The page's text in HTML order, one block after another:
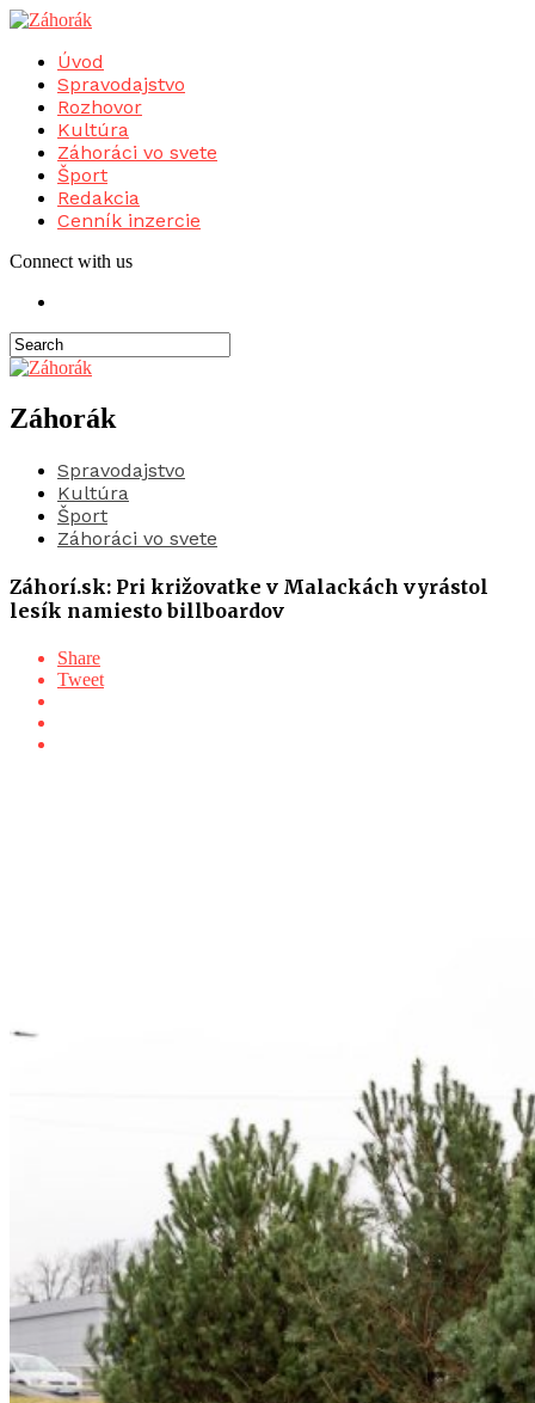
Úvod
Spravodajstvo
Rozhovor
Kultúra
Záhoráci vo svete
Šport
Redakcia
Cenník inzercie
Connect with us
Záhorák
Spravodajstvo
Kultúra
Šport
Záhoráci vo svete
Záhorí.sk: Pri križovatke v Malackách vyrástol
lesík namiesto billboardov
Share
Tweet